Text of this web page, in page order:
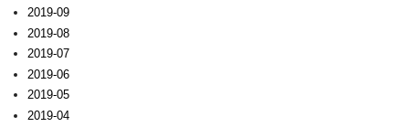
2019-09
2019-08
2019-07
2019-06
2019-05
2019-04